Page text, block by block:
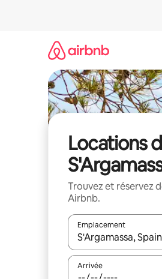
Locations
Trouvez et réservez
Airbnb.
Emplacement
Quand les résultats
Arrivée